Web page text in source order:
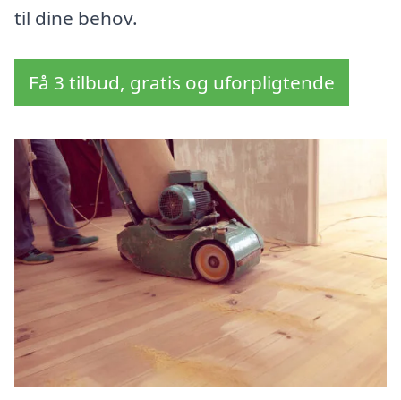
til dine behov.
Få 3 tilbud, gratis og uforpligtende